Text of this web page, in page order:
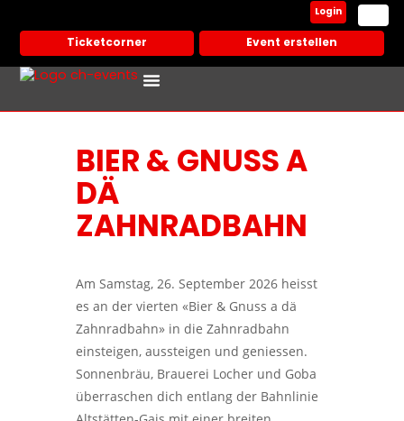
Ticketcorner Event erstellen
Login
BIER & GNUSS A
DÄ
ZAHNRADBAHN
Am Samstag, 26. September 2026 heisst
es an der vierten «Bier & Gnuss a dä
Zahnradbahn» in die Zahnradbahn
einsteigen, aussteigen und geniessen.
Sonnenbräu, Brauerei Locher und Goba
überraschen dich entlang der Bahnlinie